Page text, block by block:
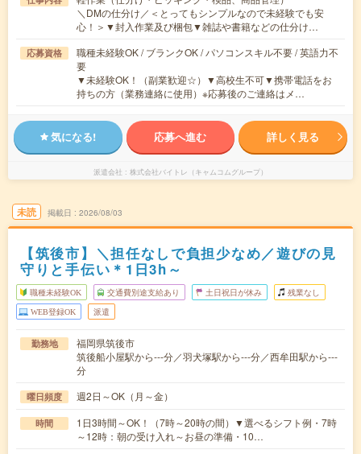
＼DMの仕分け／＜とってもシンプルなので未経験でも安
心！＞▼封入作業及び梱包▼雑誌や書籍などの仕分け…
応募資格
職種未経験OK / ブランクOK / パソコンスキル不要 / 英語力不
要
▼未経験OK！（副業歓迎☆）▼高校生不可▼携帯電話をお
持ちの方（業務連絡に使用）※応募後のご連絡はメ…
気になる! 応募へ進む 詳しく見る
派遣会社 株式会社バイトレ（キャムコムグループ）
未読 掲載日 2026/08/03
【筑後市】＼担任なしで負担少なめ／遊びの見
守りと手伝い＊1日3h～
職種未経験OK 交通費別途支給あり 土日祝日が休み 残業なし
WEB登録OK 派遣
勤務地
福岡県筑後市
筑後船小屋駅から---分／羽犬塚駅から---分／西牟田駅から---
分
曜日頻度 週2日～OK（月～金）
時間
1日3時間～OK！（7時～20時の間）▼選べるシフト例・7時
～12時：朝の受け入れ～お昼の準備・10…